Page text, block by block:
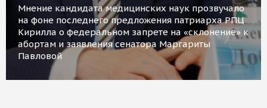
Мнение кандидата медицинских наук прозвучало
на фоне последнего предложения патриарха РПЦ
Кирилла о федеральном запрете на «склонение» к
абортам и заявления сенатора Маргариты
Павловой